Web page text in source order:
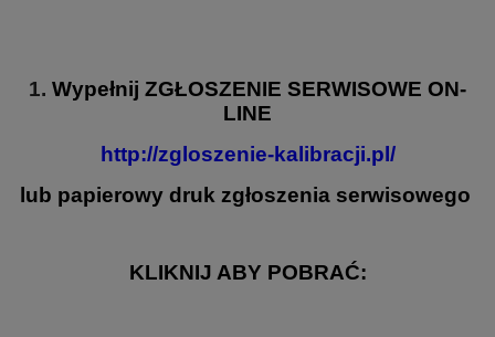
1. Wypełnij ZGŁOSZENIE SERWISOWE ON-
LINE
http://zgloszenie-kalibracji.pl/
lub papierowy druk zgłoszenia serwisowego
KLIKNIJ ABY POBRAĆ: